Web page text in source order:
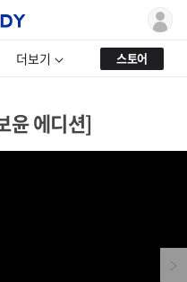
더보기 스토어
윤 에디션]
Next